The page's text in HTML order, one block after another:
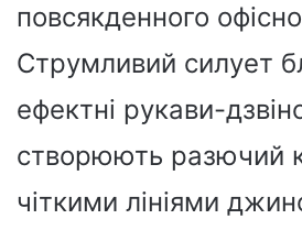
повсякденного
Струмливий силует
ефектні рукави-
створюють разючий
чіткими лініями